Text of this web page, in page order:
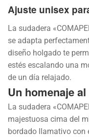
Ajuste unisex
La sudadera
se adapta
diseño holgado te
estés escalando una
de un día relajado.
Un homenaje
La sudadera
majestuosa cima del
bordado llamativo con